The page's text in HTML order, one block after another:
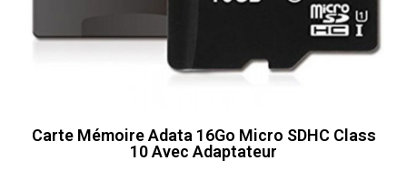
Carte Mémoire Adata 16Go Micro SDHC Class
10 Avec Adaptateur